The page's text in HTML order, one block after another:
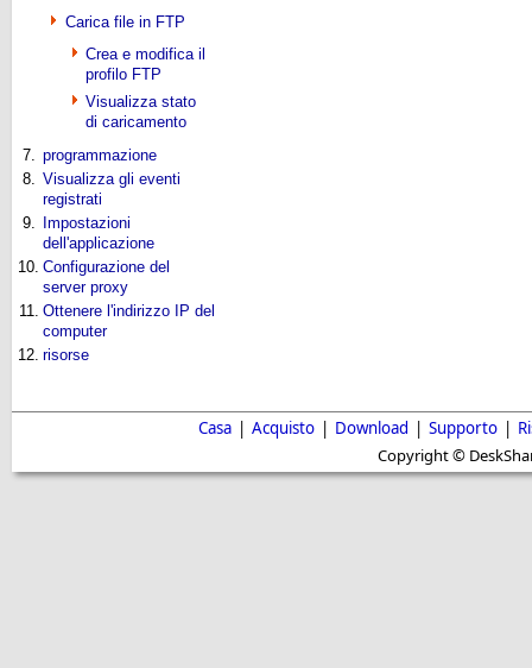
Carica file in FTP
Crea e modifica il
profilo FTP
Visualizza stato
di caricamento
7. programmazione
8. Visualizza gli eventi
registrati
9.
Impostazioni
dell'applicazione
10. Configurazione del
server proxy
11. Ottenere l'indirizzo IP del
computer
12. risorse
Casa | Acquisto | Download | Supporto |
Copyright ©